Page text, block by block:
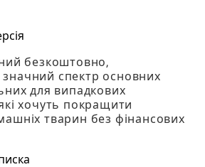
безкоштовно,
спектр основних
для випадкових
хочуть покращити
тварин без фінансових